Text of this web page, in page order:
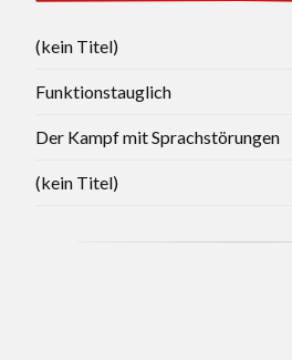
(kein Titel)
Funktionstauglich
Der Kampf mit Sprachstörungen
(kein Titel)